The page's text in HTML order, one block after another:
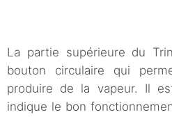
La partie supérieure du
bouton circulaire qui
produire de la vapeur. Il
indique le bon